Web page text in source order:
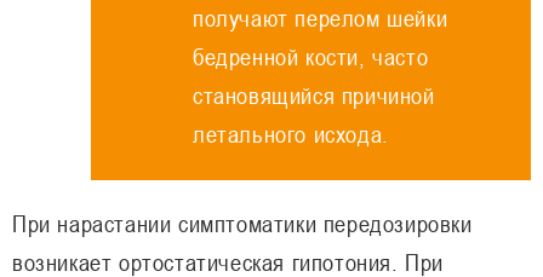
получают перелом шейки
бедренной кости, часто
становящийся причиной
летального исхода.
При нарастании симптоматики передозировки
возникает ортостатическая гипотония. При